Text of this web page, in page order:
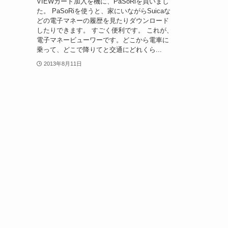
た。 PaSoRiを使うと、家にいながらSuicaな
どの電子マネーの履歴を見たりダウンロード
したりできます。 すごく便利です。 これが、
電子マネービューワーです。どこから電車に
乗って、どこで降りてと交通にどれくら...
2013年8月11日